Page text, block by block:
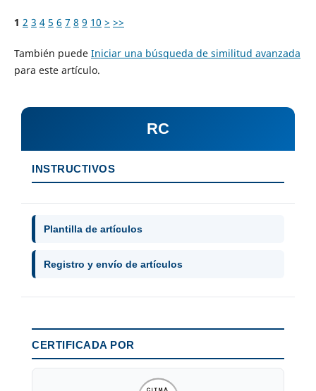
1 2 3 4 5 6 7 8 9 10 > >>
También puede Iniciar una búsqueda de similitud avanzada
para este artículo.
RC
INSTRUCTIVOS
Plantilla de artículos
Registro y envío de artículos
CERTIFICADA POR